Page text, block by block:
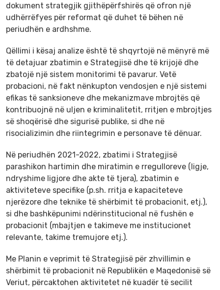
dokument strategjik gjithëpërfshirës që ofron një
udhërrëfyes për reformat që duhet të bëhen në
periudhën e ardhshme.
Qëllimi i kësaj analize është të shqyrtojë në mënyrë më
të detajuar zbatimin e Strategjisë dhe të krijojë dhe
zbatojë një sistem monitorimi të pavarur. Vetë
probacioni, në fakt nënkupton vendosjen e një sistemi
efikas të sanksioneve dhe mekanizmave mbrojtës që
kontribuojnë në uljen e kriminalitetit, rritjen e mbrojtjes
së shoqërisë dhe sigurisë publike, si dhe në
risocializimin dhe riintegrimin e personave të dënuar.
Në periudhën 2021-2022, zbatimi i Strategjisë
parashikon hartimin dhe miratimin e rregulloreve (ligje,
ndryshime ligjore dhe akte të tjera), zbatimin e
aktiviteteve specifike (p.sh. rritja e kapaciteteve
njerëzore dhe teknike të shërbimit të probacionit, etj.),
si dhe bashkëpunimi ndërinstitucional në fushën e
probacionit (mbajtjen e takimeve me institucionet
relevante, takime tremujore etj.).
Me Planin e veprimit të Strategjisë për zhvillimin e
shërbimit të probacionit në Republikën e Maqedonisë së
Veriut, përcaktohen aktivitetet në kuadër të secilit